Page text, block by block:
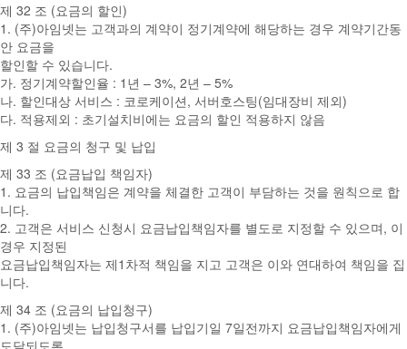
제 32 조 (요금의 할인)
1. (주)아임넷는 고객과의 계약이 정기계약에 해당하는 경우 계약기간동
안 요금을
할인할 수 있습니다.
가. 정기계약할인율 : 1년 – 3%, 2년 – 5%
나. 할인대상 서비스 : 코로케이션, 서버호스팅(임대장비 제외)
다. 적용제외 : 초기설치비에는 요금의 할인 적용하지 않음
제 3 절 요금의 청구 및 납입
제 33 조 (요금납입 책임자)
1. 요금의 납입책임은 계약을 체결한 고객이 부담하는 것을 원칙으로 합
니다.
2. 고객은 서비스 신청시 요금납입책임자를 별도로 지정할 수 있으며, 이
경우 지정된
요금납입책임자는 제1차적 책임을 지고 고객은 이와 연대하여 책임을 집
니다.
제 34 조 (요금의 납입청구)
1. (주)아임넷는 납입청구서를 납입기일 7일전까지 요금납입책임자에게